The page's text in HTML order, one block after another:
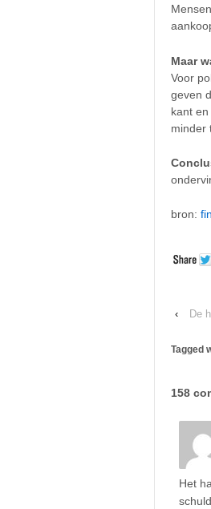
Maar
Voor
geven
kant
minder
bron:
‹ De
Tagged
158
Het